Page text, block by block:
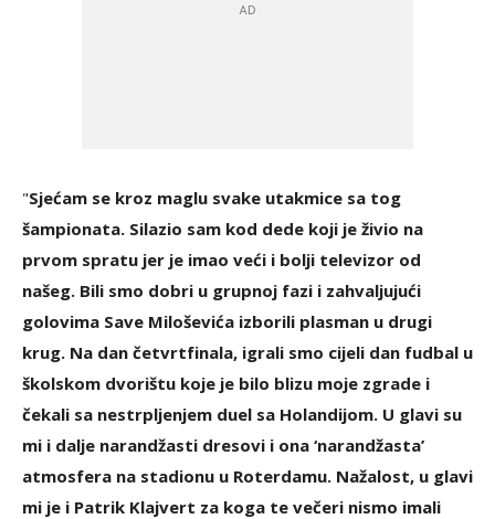
"Sjećam se kroz maglu svake utakmice sa tog
šampionata. Silazio sam kod dede koji je živio na
prvom spratu jer je imao veći i bolji televizor od
našeg. Bili smo dobri u grupnoj fazi i zahvaljujući
golovima Save Miloševića izborili plasman u drugi
krug. Na dan četvrtfinala, igrali smo cijeli dan fudbal u
školskom dvorištu koje je bilo blizu moje zgrade i
čekali sa nestrpljenjem duel sa Holandijom. U glavi su
mi i dalje narandžasti dresovi i ona ‘narandžasta’
atmosfera na stadionu u Roterdamu. Nažalost, u glavi
mi je i Patrik Klajvert za koga te večeri nismo imali